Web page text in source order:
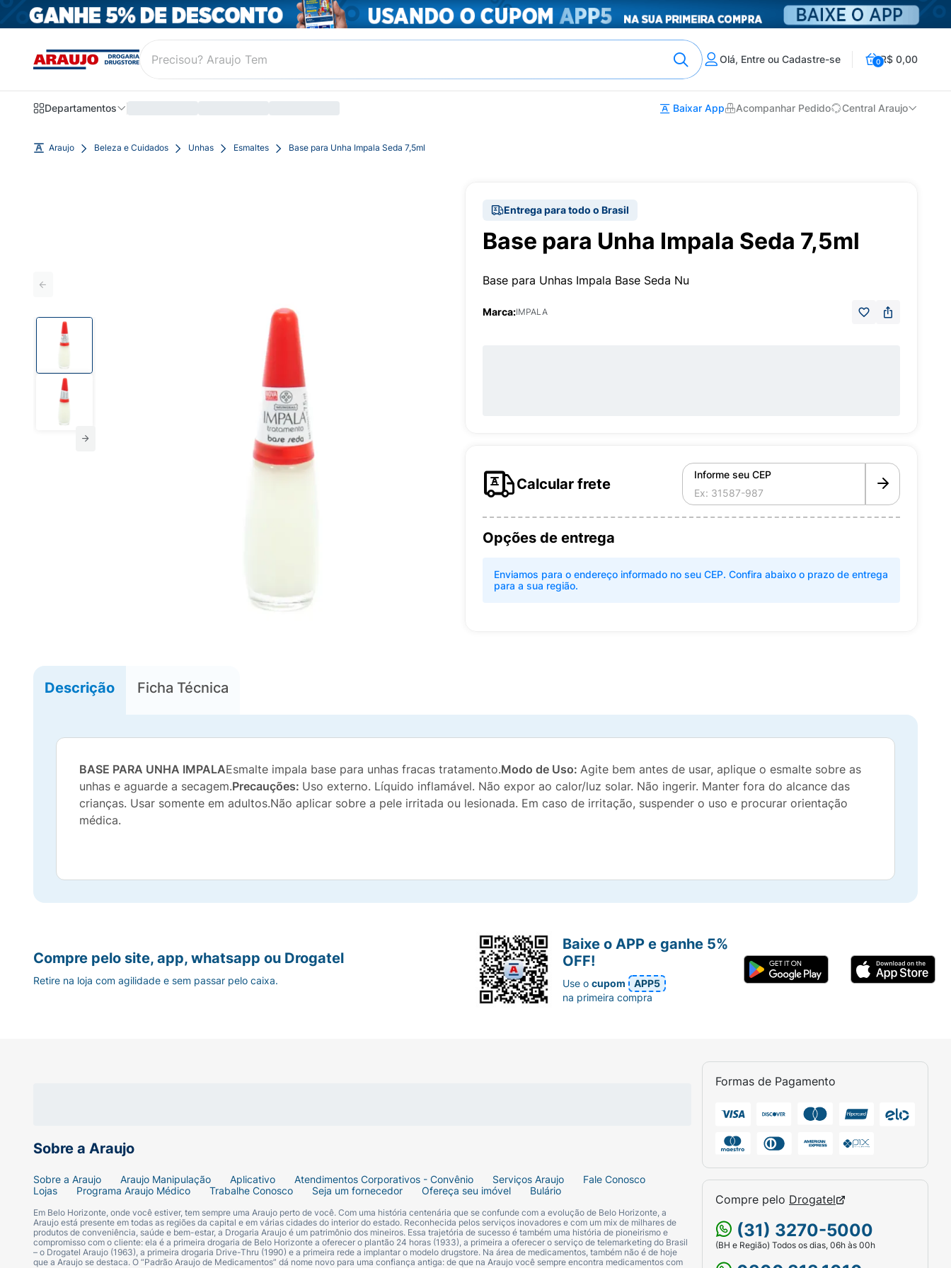
Olá, Entre ou Cadastre-se 0R$ 0,00
Departamentos Baixar App Acompanhar Pedido Central Araujo
Araujo Beleza e Cuidados Unhas Esmaltes Base para Unha Impala Seda 7,5ml
Entrega para todo o Brasil
Base para Unha Impala Seda 7,5ml
Base para Unhas Impala Base Seda Nu
Marca:IMPALA
Calcular frete
Informe seu CEP
Opções de entrega
Enviamos para o endereço informado no seu CEP. Confira abaixo o prazo de entrega
para a sua região.
Descrição Ficha Técnica
BASE PARA UNHA IMPALAEsmalte impala base para unhas fracas tratamento.Modo de Uso: Agite bem antes de usar, aplique o esmalte sobre as
unhas e aguarde a secagem.Precauções: Uso externo. Líquido inflamável. Não expor ao calor/luz solar. Não ingerir. Manter fora do alcance das
crianças. Usar somente em adultos.Não aplicar sobre a pele irritada ou lesionada. Em caso de irritação, suspender o uso e procurar orientação
médica.
Sobre a Araujo
Sobre a Araujo Araujo Manipulação Aplicativo Atendimentos Corporativos - Convênio Serviços Araujo
Fale Conosco
Lojas
Programa Araujo Médico Trabalhe Conosco Seja um fornecedor Ofereça seu imóvel Bulário
Em Belo Horizonte, onde você estiver, tem sempre uma Araujo perto de você. Com uma história centenária que se confunde com a evolução de Belo Horizonte, a
Araujo está presente em todas as regiões da capital e em várias cidades do interior do estado. Reconhecida pelos serviços inovadores e com um mix de milhares de
produtos de conveniência, saúde e bem-estar, a Drogaria Araujo é um patrimônio dos mineiros. Essa trajetória de sucesso é também uma história de pioneirismo e
compromisso com o cliente: ela é a primeira drogaria de Belo Horizonte a oferecer o plantão 24 horas (1933), a primeira a oferecer o serviço de telemarketing do Brasil
– o Drogatel Araujo (1963), a primeira drogaria Drive-Thru (1990) e a primeira rede a implantar o modelo drugstore. Na área de medicamentos, também não é de hoje
que a Araujo se destaca. O “Padrão Araujo de Medicamentos” dá nome novo para uma confiança antiga: de que na Araujo você sempre encontra medicamentos com
Formas de Pagamento
Compre pelo Drogatel
(31) 3270-5000
(BH e Região) Todos os dias, 06h às 00h
Compre pelo site, app, whatsapp ou Drogatel
Retire na loja com agilidade e sem passar pelo caixa.
Baixe o APP e ganhe 5%
OFF!
Use ocupom
APP5
na primeira compra